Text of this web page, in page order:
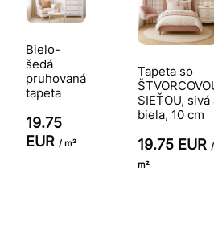
Bielo-
šedá
pruhovaná
tapeta
19.75
EUR / m²
Tapeta so
SIEŤOU, sivá
biela, 10 cm
19.75 EUR /
m²